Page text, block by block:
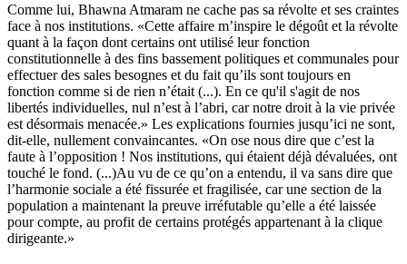
Comme lui, Bhawna Atmaram ne cache pas sa révolte et ses craintes
face à nos institutions. «Cette affaire m’inspire le dégoût et la révolte
quant à la façon dont certains ont utilisé leur fonction
constitutionnelle à des fins bassement politiques et communales pour
effectuer des sales besognes et du fait qu’ils sont toujours en
fonction comme si de rien n’était (...). En ce qu'il s'agit de nos
libertés individuelles, nul n’est à l’abri, car notre droit à la vie privée
est désormais menacée.» Les explications fournies jusqu’ici ne sont,
dit-elle, nullement convaincantes. «On ose nous dire que c’est la
faute à l’opposition ! Nos institutions, qui étaient déjà dévaluées, ont
touché le fond. (...)Au vu de ce qu’on a entendu, il va sans dire que
l’harmonie sociale a été fissurée et fragilisée, car une section de la
population a maintenant la preuve irréfutable qu’elle a été laissée
pour compte, au profit de certains protégés appartenant à la clique
dirigeante.»